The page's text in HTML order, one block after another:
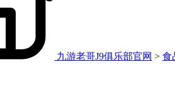
九游老哥J9俱乐部官网 > 食